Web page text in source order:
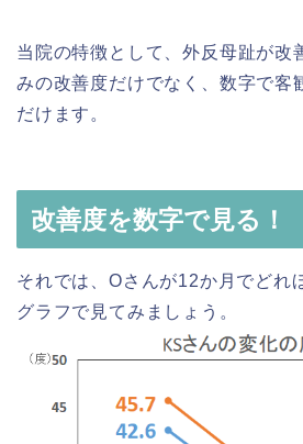
当院の特徴として、外反母趾が改
みの改善度だけでなく、数字で客
だけます。
改善度を数字で見る！
それでは、Oさんが12か月でどれ
グラフで見てみましょう。